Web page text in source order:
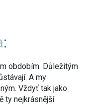
obdobím. Důležitým
A my
Vždyť tak jako
ty nejkrásnější